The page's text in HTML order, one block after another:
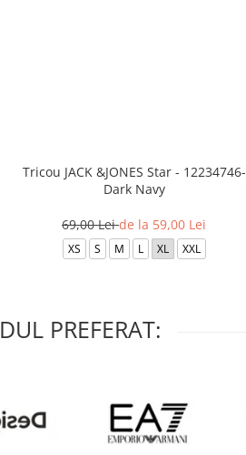
Tricou JACK &JONES Star - 12234746-
Dark Navy
69,00 Leide la 59,00 Lei
XS S M L XL XXL
PREFERAT: